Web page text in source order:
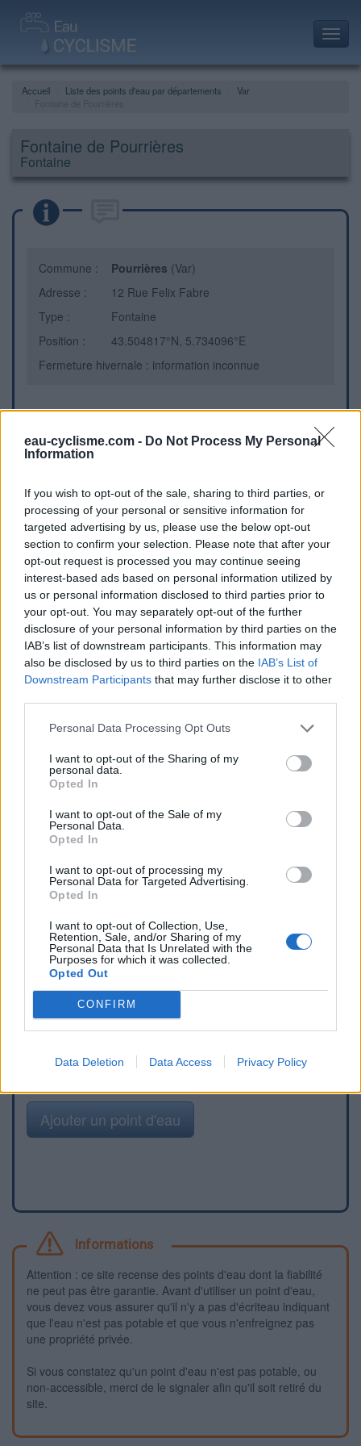
eau-cyclisme.com - Do Not Process My Personal
Information
If you wish to opt-out of the sale, sharing to third parties, or
processing of your personal or sensitive information for
targeted advertising by us, please use the below opt-out
section to confirm your selection. Please note that after your
opt-out request is processed you may continue seeing
interest-based ads based on personal information utilized by
us or personal information disclosed to third parties prior to
your opt-out. You may separately opt-out of the further
disclosure of your personal information by third parties on the
IAB’s list of downstream participants. This information may
also be disclosed by us to third parties on the IAB’s List of
Downstream Participants that may further disclose it to other
Personal Data Processing Opt Outs
I want to opt-out of the Sharing of my
personal data.
Opted In
I want to opt-out of the Sale of my
Personal Data.
Opted In
I want to opt-out of processing my
Personal Data for Targeted Advertising.
Opted In
I want to opt-out of Collection, Use,
Retention, Sale, and/or Sharing of my
Personal Data that Is Unrelated with the
Purposes for which it was collected.
Opted Out
CONFIRM
Data Deletion Data Access Privacy Policy
Accueil Liste des points d'eau par départements
Var
Fontaine de Pourrières
Fontaine
Commune : Pourrières (Var)
Adresse :
12 Rue Felix Fabre
Type :
Fontaine
Position :
43.504817°N, 5.734096°E
Fermeture hivernale : information inconnue
Sur la D23 en face du 12 Rue Félix Fabre. Située au niveau
Repères visuels
Afficher la carte
Signaler une erreur
Ajouter un point d'eau
Informations
Attention : ce site recense des points d'eau dont la fiabilité
ne peut pas être garantie. Avant d'utiliser un point d'eau,
vous devez vous assurer qu'il n'y a pas d'écriteau indiquant
que l'eau n'est pas potable et que vous n'enfreignez pas
une propriété privée.
Si vous constatez qu'un point d'eau n'est pas potable, ou
non-accessible, merci de le signaler afin qu'il soit retiré du
site.